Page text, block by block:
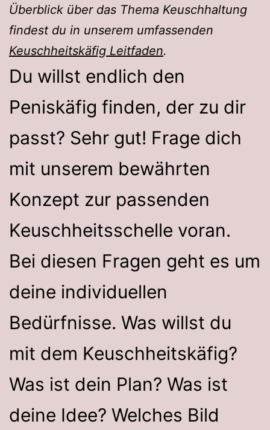
Überblick über das Thema Keuschhaltung
findest du in unserem umfassenden
Keuschheitskäfig Leitfaden.
Du willst endlich den
Peniskäfig finden, der zu dir
passt? Sehr gut! Frage dich
mit unserem bewährten
Konzept zur passenden
Keuschheitsschelle voran.
Bei diesen Fragen geht es um
deine individuellen
Bedürfnisse. Was willst du
mit dem Keuschheitskäfig?
Was ist dein Plan? Was ist
deine Idee? Welches Bild